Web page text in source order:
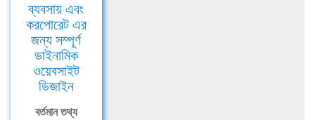
ব্যবসায় এবং
করপোরেট এর
জন্য সম্পূর্ণ
ডাইনামিক
ওয়েবসাইট
ডিজাইন
বর্তমান তথ্য